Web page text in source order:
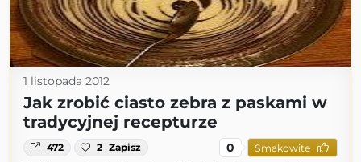
1 listopada 2012
Jak zrobić ciasto zebra z paskami w
tradycyjnej recepturze
472 2 Zapisz 0 Smakowite